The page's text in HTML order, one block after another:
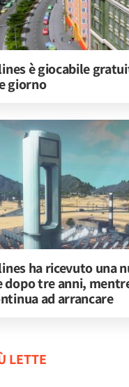
è giocabile
giorno
ha ricevuto una
dopo tre anni,
ad arrancare
LETTE